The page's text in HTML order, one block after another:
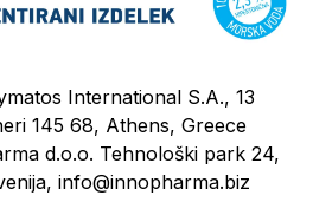
International S.A., 13
145 68, Athens, Greece
d.o.o. Tehnološki park 24,
info@innopharma.biz